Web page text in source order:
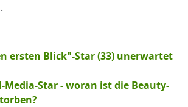
ersten Blick"-Star (33) unerwartet
Media-Star - woran ist die Beauty-